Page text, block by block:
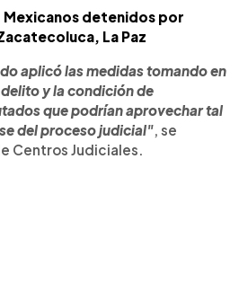
Mexicanos detenidos por
La Paz
aplicó las medidas tomando en
y la condición de
que podrían aprovechar tal
del proceso judicial" , se
Centros Judiciales.